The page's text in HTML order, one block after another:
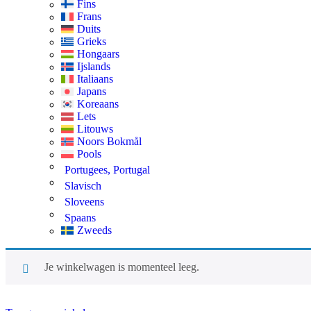
Fins
Frans
Duits
Grieks
Hongaars
Ijslands
Italiaans
Japans
Koreaans
Lets
Litouws
Noors Bokmål
Pools
Portugees, Portugal
Slavisch
Sloveens
Spaans
Zweeds
Je winkelwagen is momenteel leeg.